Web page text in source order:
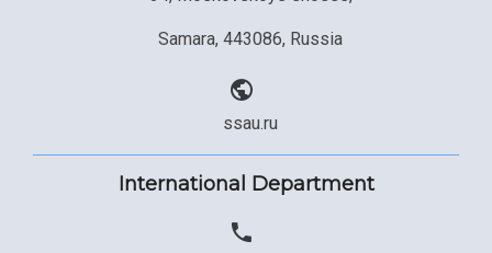
Samara, 443086, Russia
ssau.ru
International Department